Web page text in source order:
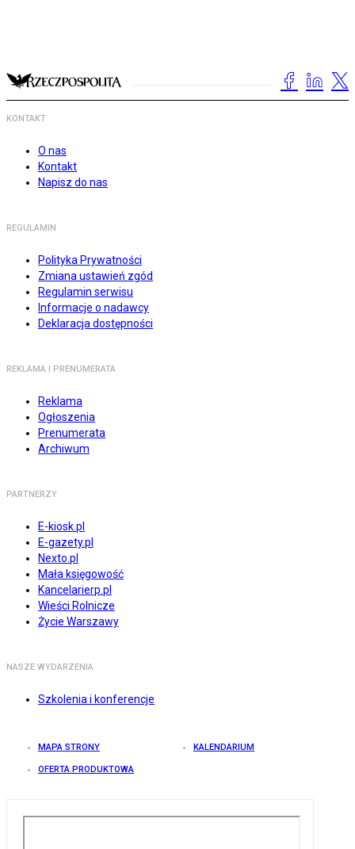
KONTAKT
O nas
Kontakt
Napisz do nas
REGULAMIN
Polityka Prywatności
Zmiana ustawień zgód
Regulamin serwisu
Informacje o nadawcy
Deklaracja dostępności
REKLAMA I PRENUMERATA
Reklama
Ogłoszenia
Prenumerata
Archiwum
PARTNERZY
E-kiosk.pl
E-gazety.pl
Nexto.pl
Mała księgowość
Kancelarierp.pl
Wieści Rolnicze
Życie Warszawy
NASZE WYDARZENIA
Szkolenia i konferencje
MAPA STRONY KALENDARIUM
OFERTA PRODUKTOWA